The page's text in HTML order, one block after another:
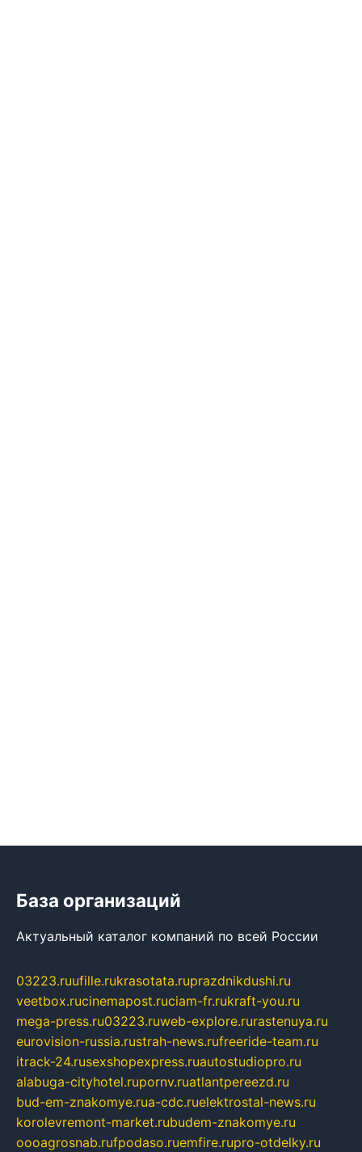
База организаций
Актуальный каталог компаний по всей России
03223.ruufille.rukrasotata.ruprazdnikdushi.ru
veetbox.rucinemapost.ruciam-fr.rukraft-you.ru
mega-press.ru03223.ruweb-explore.rurastenuya.ru
eurovision-russia.rustrah-news.rufreeride-team.ru
itrack-24.rusexshopexpress.ruautostudiopro.ru
alabuga-cityhotel.rupornv.ruatlantpereezd.ru
bud-em-znakomye.rua-cdc.ruelektrostal-news.ru
korolevremont-market.rubudem-znakomye.ru
oooagrosnab.rufpodaso.ruemfire.rupro-otdelky.ru